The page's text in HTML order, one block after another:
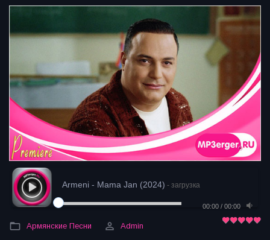
Armeni - Mama Jan (2024) - загрузка
00:00 / 00:00
Армянские Песни Admin